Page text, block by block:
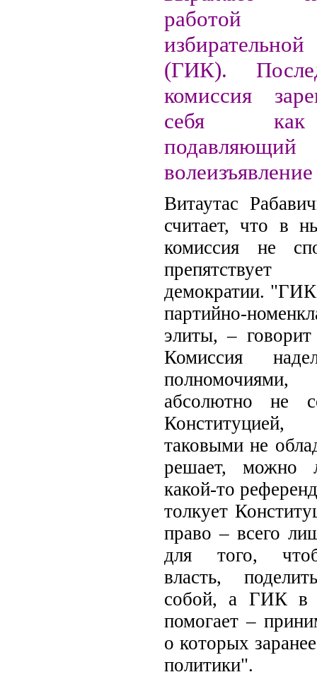
работой
(ГИК).
комиссия
себя
подавляющий
Витаутас
считает, что в
комиссия не
препятствует
демократии.
партийно-
элиты, –
Комиссия
абсолютно не
таковыми не
решает, можно
какой-то
толкует
право – всего
для того,
власть,
собой, а ГИК в
помогает –
о которых
политики".